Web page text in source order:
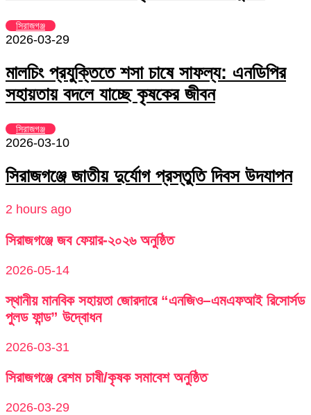
সিরাজগঞ্জ
2026-03-29
মালচিং প্রযুক্তিতে শসা চাষে সাফল্য: এনডিপির
সহায়তায় বদলে যাচ্ছে কৃষকের জীবন
সিরাজগঞ্জ
2026-03-10
সিরাজগঞ্জে জাতীয় দুর্যোগ প্রস্তুতি দিবস উদযাপন
2 hours ago
সিরাজগঞ্জে জব ফেয়ার-২০২৬ অনুষ্ঠিত
2026-05-14
স্থানীয় মানবিক সহায়তা জোরদারে “এনজিও–এমএফআই রিসোর্সড
পুলড ফান্ড” উদ্বোধন
2026-03-31
সিরাজগঞ্জে রেশম চাষী/কৃষক সমাবেশ অনুষ্ঠিত
2026-03-29